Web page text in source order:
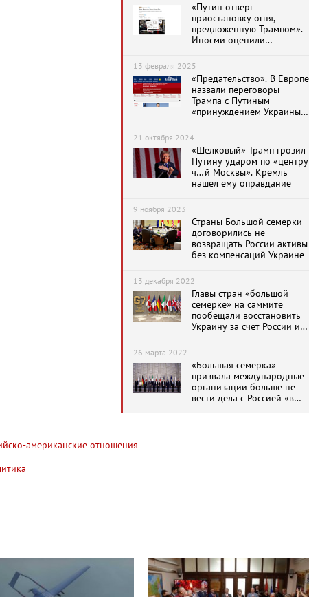
«Путин отверг
приостановку огня,
предложенную Трампом».
Иносми оценили
Путина о перемирии
13 февраля 2025
«Предательство». В Европе
назвали переговоры
Трампа с Путиным
«принуждением Украины к
21 октября 2024
«Шелковый» Трамп грозил
Путину ударом по «центру
ч…й Москвы». Кремль
нашел ему оправдание
9 ноября 2023
Страны Большой семерки
договорились не
возвращать России активы
без компенсаций Украине
13 декабря 2022
Главы стран «большой
семерке» на саммите
пообещали восстановить
Украину за счет России и
ответственности»
26 марта 2022
«Большая семерка»
призвала международные
организации больше не
вести дела с Россией «в
американские отношения